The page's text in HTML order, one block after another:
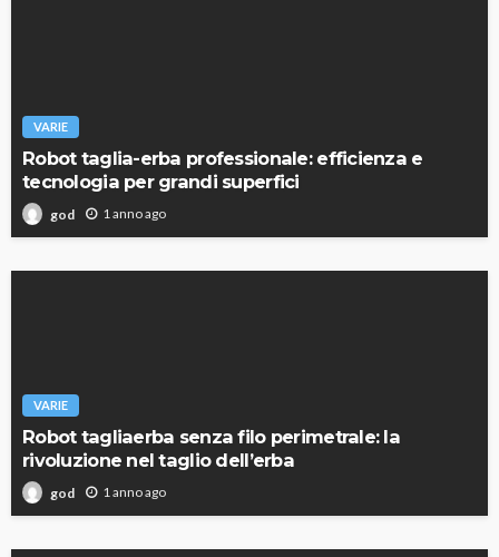
VARIE
Robot taglia-erba professionale: efficienza e
tecnologia per grandi superfici
god 1 anno ago
VARIE
Robot tagliaerba senza filo perimetrale: la
rivoluzione nel taglio dell’erba
god 1 anno ago